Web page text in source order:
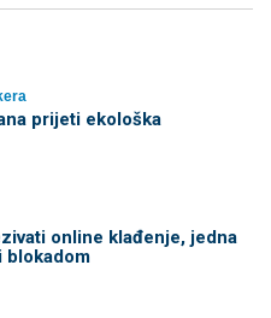
prijeti ekološka
online klađenje, jedna
blokadom